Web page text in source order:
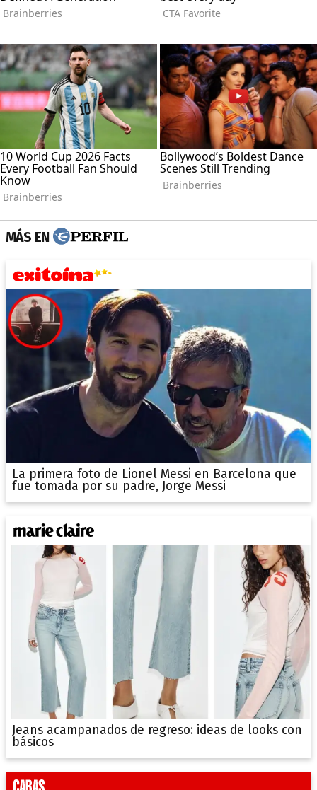
MÁS EN
La primera foto de Lionel Messi en Barcelona que
fue tomada por su padre, Jorge Messi
Jeans acampanados de regreso: ideas de looks con
básicos